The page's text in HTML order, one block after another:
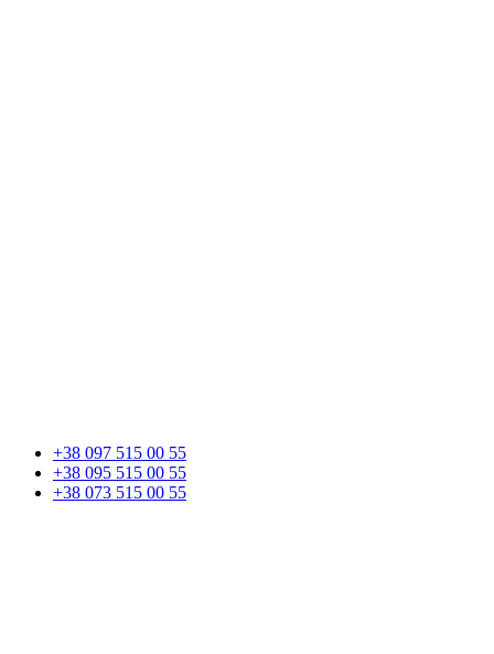
+38 097 515 00 55
+38 095 515 00 55
+38 073 515 00 55